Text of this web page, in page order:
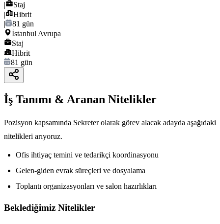
Staj
Hibrit
81 gün
İstanbul Avrupa
Staj
Hibrit
81 gün
İş Tanımı & Aranan Nitelikler
Pozisyon kapsamında Sekreter olarak görev alacak adayda aşağıdaki
nitelikleri arıyoruz.
Ofis ihtiyaç temini ve tedarikçi koordinasyonu
Gelen-giden evrak süreçleri ve dosyalama
Toplantı organizasyonları ve salon hazırlıkları
Beklediğimiz Nitelikler